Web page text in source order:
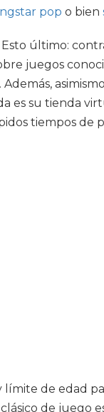
pop o bien
último:
juegos
es su tienda
tiempos de
de edad
de juego